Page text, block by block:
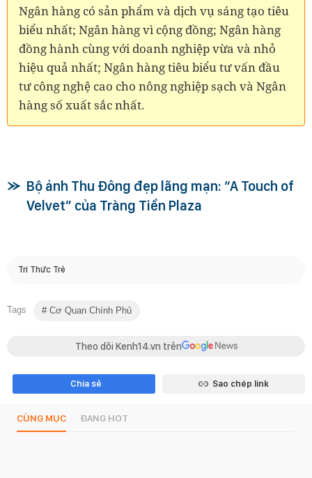
Ngân hàng có sản phẩm và dịch vụ sáng tạo tiêu
biểu nhất; Ngân hàng vì cộng đồng; Ngân hàng
đồng hành cùng với doanh nghiệp vừa và nhỏ
hiệu quả nhất; Ngân hàng tiêu biểu tư vấn đầu
tư công nghệ cao cho nông nghiệp sạch và Ngân
hàng số xuất sắc nhất.
Bộ ảnh Thu Đông đẹp lãng mạn: “A Touch of
Velvet” của Tràng Tiền Plaza
Trí Thức Trẻ
Tags Cơ Quan Chính Phủ
Theo dõi Kenh14.vn trên
Chia sẻ Sao chép link
CÙNG MỤC ĐANG HOT